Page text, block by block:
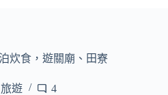
炊食，遊關廟、田寮
遊 4